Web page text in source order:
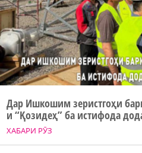
ХАБАРИ РӮЗ
Дар Ишкошим зеристгоҳи
и “Қозидеҳ” ба истифода